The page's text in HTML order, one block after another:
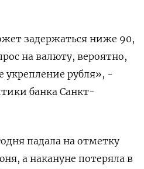
задержаться ниже 90,
на валюту, вероятно,
укрепление рубля», -
банка Санкт-
падала на отметку
а накануне потеряла в